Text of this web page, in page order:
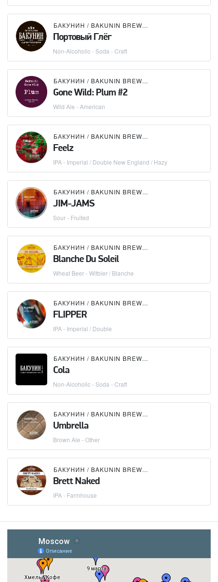
БАКУНИН / BAKUNIN BREWING CO.
Портовый Глёг
Non-Alcoholic - Soda - Craft
БАКУНИН / BAKUNIN BREWING CO.
Gone Wild: Plum #2
Wild Ale - American
БАКУНИН / BAKUNIN BREWING CO.
Feelz
IPA - Imperial / Double New England / Hazy
БАКУНИН / BAKUNIN BREWING CO.
JIM-JAMS
Sour - Fruited
БАКУНИН / BAKUNIN BREWING CO.
Blanche Du Soleil
Wheat Beer - Witbier / Blanche
БАКУНИН / BAKUNIN BREWING CO.
FLIPPER
IPA - Imperial / Double
БАКУНИН / BAKUNIN BREWING CO.
Cola
Non-Alcoholic - Soda - Craft
БАКУНИН / BAKUNIN BREWING CO.
Umbrella
Brown Ale - Other
БАКУНИН / BAKUNIN BREWING CO.
Brett Naked
IPA - Farmhouse